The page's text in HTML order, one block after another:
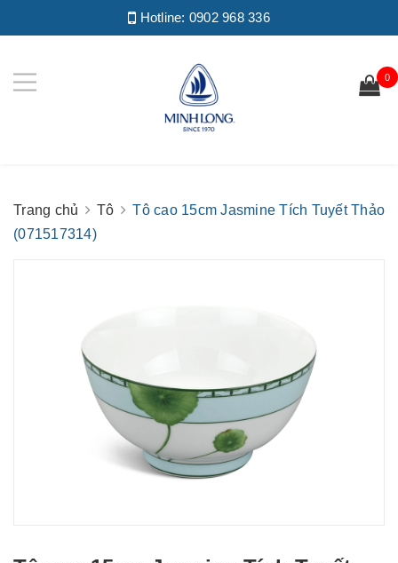
Hotline: 0902 968 336
0
Trang chủ Tô
Tô cao 15cm Jasmine Tích Tuyết Thảo
(071517314)